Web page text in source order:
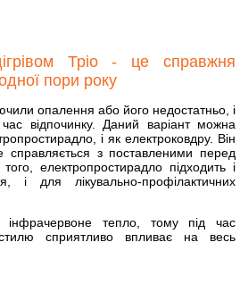
Тріо - це справжня
пори року
опалення або його недостатньо, і
відпочинку. Даний варіант можна
і як електроковдру. Він
справляється з поставленими перед
електропростирадло підходить і
і для лікувально-профілактичних
інфрачервоне тепло, тому під час
сприятливо впливає на весь